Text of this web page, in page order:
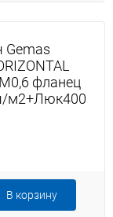
Gemas
фланец
м2+Люк400
В корзину